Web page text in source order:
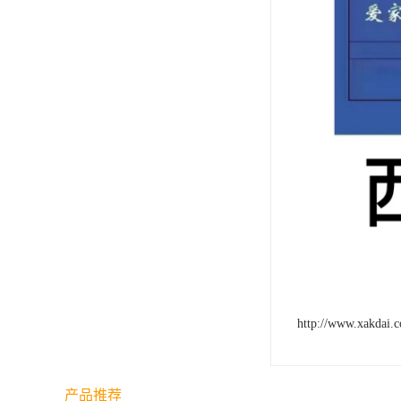
http://
产品推荐